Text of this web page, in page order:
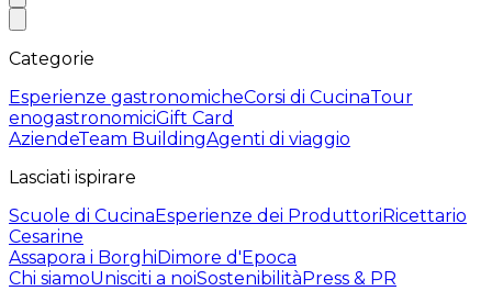
Categorie
Esperienze gastronomicheCorsi di CucinaTour
enogastronomiciGift Card
AziendeTeam BuildingAgenti di viaggio
Lasciati ispirare
Scuole di CucinaEsperienze dei ProduttoriRicettario
Cesarine
Assapora i BorghiDimore d'Epoca
Chi siamoUnisciti a noiSostenibilitàPress & PR